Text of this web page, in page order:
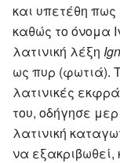
και υπετέθη
καθώς το όνομα
λατινική λέξη
ως πυρ (φωτιά).
λατινικές
του, οδήγησε
λατινική
να εξακριβωθεί,